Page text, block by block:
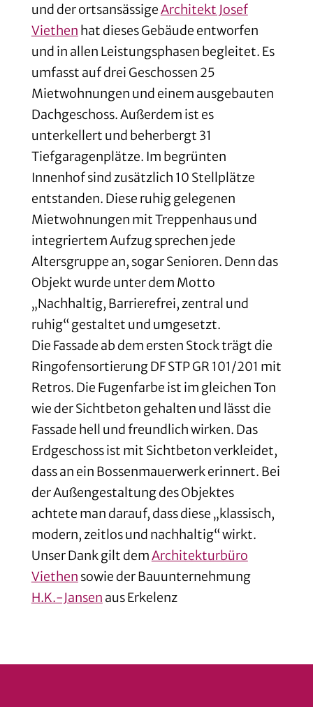
und der ortsansässigeArchitekt Josef
Viethen hat dieses Gebäude entworfen
und in allen Leistungsphasen begleitet. Es
umfasst auf drei Geschossen 25
Mietwohnungen und einem ausgebauten
Dachgeschoss. Außerdem ist es
unterkellert und beherbergt 31
Tiefgaragenplätze. Im begrünten
Innenhof sind zusätzlich 10 Stellplätze
entstanden. Diese ruhig gelegenen
Mietwohnungen mit Treppenhaus und
integriertem Aufzug sprechen jede
Altersgruppe an, sogar Senioren. Denn das
Objekt wurde unter dem Motto
„Nachhaltig, Barrierefrei, zentral und
ruhig“ gestaltet und umgesetzt.
Die Fassade ab dem ersten Stock trägt die
Ringofensortierung DF STP GR 101/201 mit
Retros. Die Fugenfarbe ist im gleichen Ton
wie der Sichtbeton gehalten und lässt die
Fassade hell und freundlich wirken. Das
Erdgeschoss ist mit Sichtbeton verkleidet,
dass an ein Bossenmauerwerk erinnert. Bei
der Außengestaltung des Objektes
achtete man darauf, dass diese „klassisch,
modern, zeitlos und nachhaltig“ wirkt.
Unser Dank gilt demArchitekturbüro
Viethen sowie der Bauunternehmung
H.K.-Jansen aus Erkelenz